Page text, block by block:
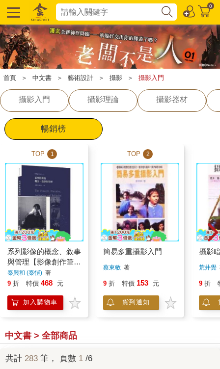
0
首頁 ＞ 中文書 ＞ 藝術設計 ＞ 攝影 ＞ 攝影入門
攝影入門 攝影理論 攝影器材
暢銷榜
TOP 1
系列影像的概念、敘事
與管理【影像創作筆記
（一）】
秦興和 (秦愷) 著
9 折 特價 468 元
加入購物車
TOP 2
簡易多重攝影入門
蔡東敏 著
9 折 特價 153 元
貨到通知
攝影
荒井覺
9 折
中文書 > 全部商品
共計 283 筆， 頁數 1 /6